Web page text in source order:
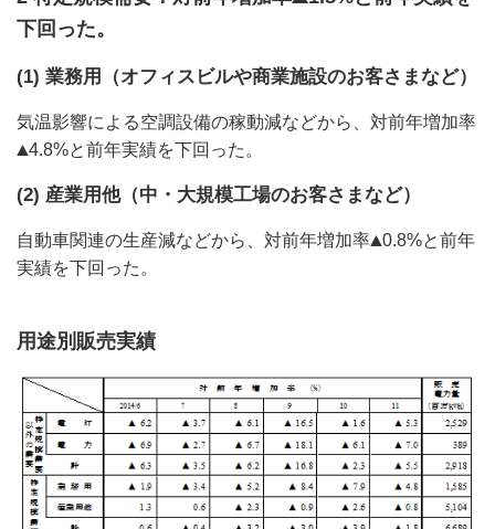
下回った。
(1) 業務用（オフィスビルや商業施設のお客さまなど）
気温影響による空調設備の稼動減などから、対前年増加率
4.8%と前年実績を下回った。
(2) 産業用他（中・大規模工場のお客さまなど）
自動車関連の生産減などから、対前年増加率
0.8%と前年
実績を下回った。
用途別販売実績